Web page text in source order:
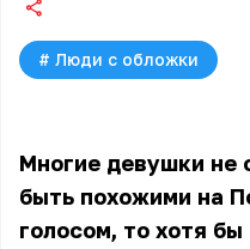
# Люди с обложки
Многие девушки не
быть похожими на
голосом, то хотя